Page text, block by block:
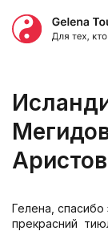
Гелена,
прекрасний